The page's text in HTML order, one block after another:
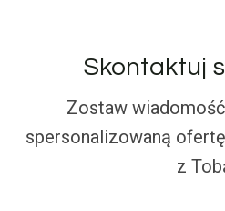
Skontaktuj
Zostaw
spersonalizowaną
z